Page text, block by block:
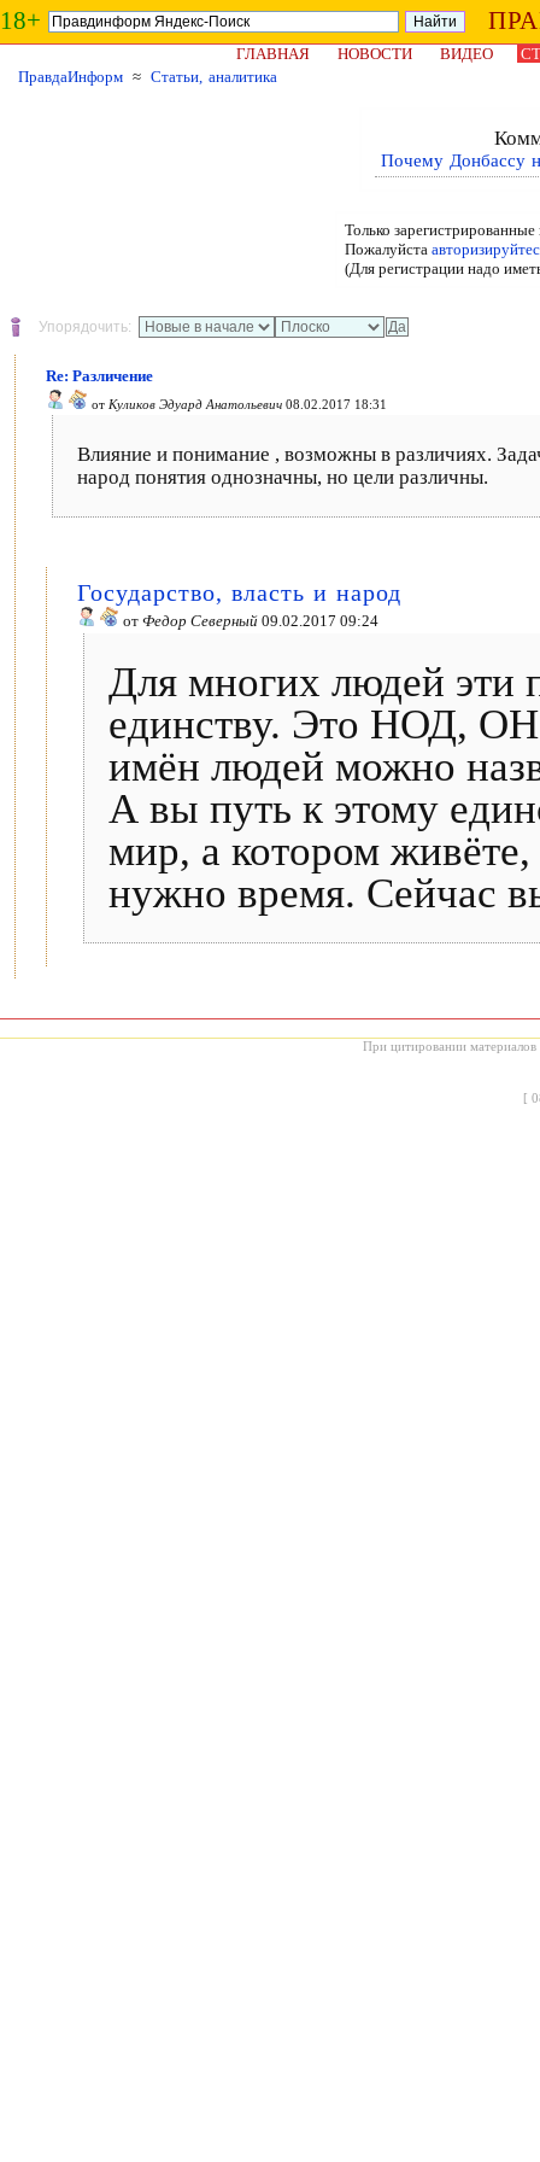
18+
ГЛАВНАЯ НОВОСТИ ВИДЕО
ПравдаИнформ ≈ Статьи, аналитика
Почему Донбассу
Только
Пожалуйста
(Для регистрации надо
Упорядочить:
Re: Различение
от Куликов Эдуард Анатольевич 08.02.2017 18:31
Влияние и понимание , возможны в различиях.
народ понятия однозначны, но цели различны.
Государство, власть и народ
от Федор Северный 09.02.2017 09:24
Для многих людей эти
единству. Это НОД,
имён людей можно
А вы путь к этому
мир, а котором
нужно время. Сейчас
При цитировании материалов
[